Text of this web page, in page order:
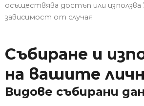
осъществява достъп или използва
зависимост от случая
Събиране и
на вашите
Видове събирани